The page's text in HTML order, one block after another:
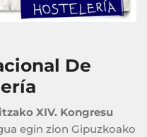
De
XIV. Kongresu
egin zion Gipuzkoako